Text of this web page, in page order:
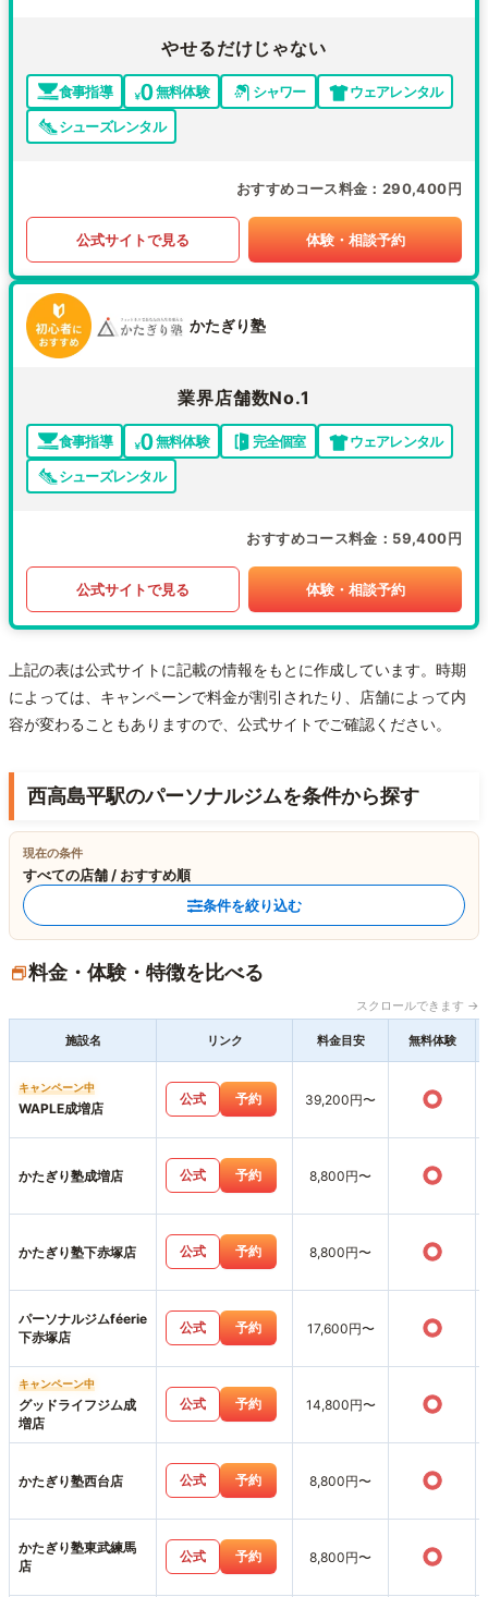
やせるだけじゃない
食事指導 無料体験 シャワー
ウェアレンタル
シューズレンタル
おすすめコース料金 290,400円
公式サイトで見る 体験・相談予約
かたぎり塾
業界店舗数No.1
食事指導 無料体験 完全個室
ウェアレンタル
シューズレンタル
おすすめコース料金 59,400円
公式サイトで見る 体験・相談予約
上記の表は公式サイトに記載の情報をもとに作成しています。時期
によっては、キャンペーンで料金が割引されたり、店舗によって内
容が変わることもありますので、公式サイトでご確認ください。
西高島平駅のパーソナルジムを条件から探す
現在の条件
すべての店舗 / おすすめ順
条件を絞り込む
料金・体験・特徴を比べる
スクロールできます →
施設名 リンク 料金目安 無料体験
キャンペーン中
WAPLE成増店
公式 予約 39,200円〜 ○
かたぎり塾成増店 公式 予約 8,800円〜 ○
かたぎり塾下赤塚店 公式 予約 8,800円〜 ○
パーソナルジムféerie
下赤塚店
公式 予約 17,600円〜 ○
キャンペーン中
グッドライフジム成
増店
公式 予約 14,800円〜 ○
かたぎり塾西台店 公式 予約 8,800円〜 ○
かたぎり塾東武練馬
店
公式 予約 8,800円〜 ○